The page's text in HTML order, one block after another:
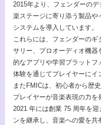
2015年より、フェンダーの
楽ステージに寄り添う製品や
システムを導入しています。
これらには、フェンダーの
サリー、プロオーディオ機
的なアプリや学習プラット
体験を通じてプレイヤーにイ
またFMICは、初心者から歴
プレイヤーが音楽表現の力を
2021 年には創業 75 周年を
ンを継承し、音楽への愛を共